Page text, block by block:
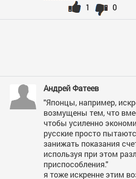
0
1
Андрей Фатеев
"Японцы, например,
возмущены тем, что
чтобы усиленно
русские просто
занижать показания
используя при этом
приспособления."
я тоже искренне этим